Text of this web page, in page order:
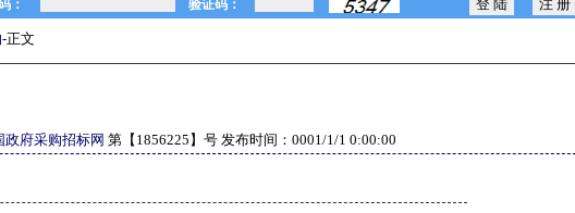
-正文
政府采购招标网 第【 1856225 】号 发布时间： 0001/1/1 0:00:00